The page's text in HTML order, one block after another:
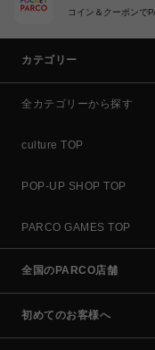
コイン＆クーポンで
カテゴリー
全カテゴリーから探す
culture TOP
POP-UP SHOP TOP
PARCO GAMES TOP
全国のPARCO店舗
初めてのお客様へ